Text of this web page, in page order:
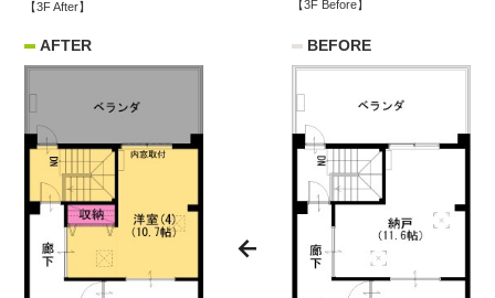
【3F Before】
【3F After】
BEFORE
AFTER